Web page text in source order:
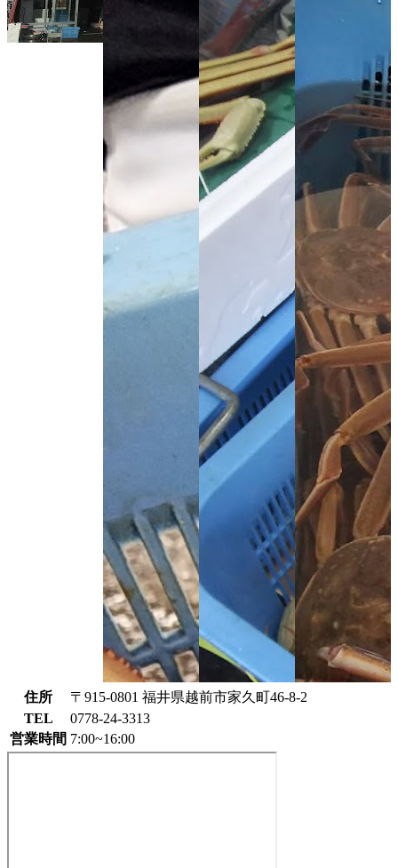
住所
〒915-0801 福井県越前市家久町46-8-2
TEL
0778-24-3313
営業時間 7:00~16:00